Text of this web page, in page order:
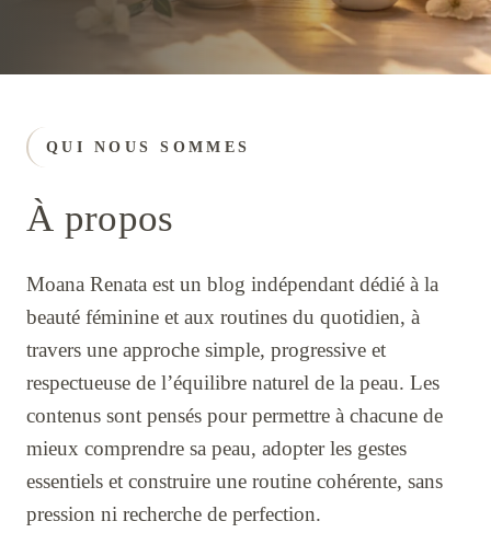
QUI NOUS SOMMES
À propos
Moana Renata est un blog indépendant dédié à la
beauté féminine et aux routines du quotidien, à
travers une approche simple, progressive et
respectueuse de l’équilibre naturel de la peau. Les
contenus sont pensés pour permettre à chacune de
mieux comprendre sa peau, adopter les gestes
essentiels et construire une routine cohérente, sans
pression ni recherche de perfection.